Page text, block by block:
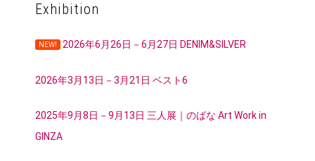
Exhibition
NEW! 2026年6月26日－6月27日 DENIM&SILVER
2026年3月13日－3月21日 ベスト6
2025年9月8日－9月13日 三人展｜のばな Art Work in
GINZA